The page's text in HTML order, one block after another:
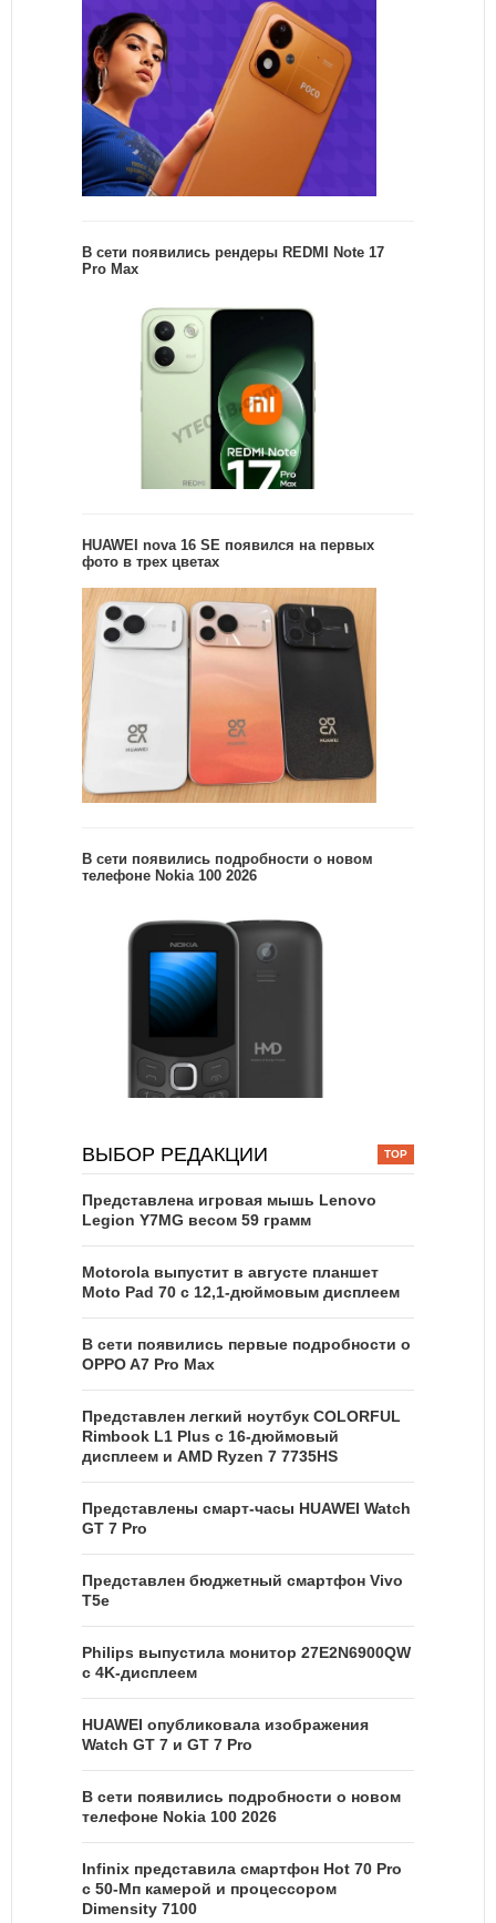
В сети появились рендеры REDMI Note 17
Pro Max
HUAWEI nova 16 SE появился на первых
фото в трех цветах
В сети появились подробности о новом
телефоне Nokia 100 2026
ВЫБОР РЕДАКЦИИ
Представлена игровая мышь Lenovo
Legion Y7MG весом 59 грамм
Motorola выпустит в августе планшет
Moto Pad 70 с 12,1-дюймовым дисплеем
В сети появились первые подробности о
OPPO A7 Pro Max
Представлен легкий ноутбук COLORFUL
Rimbook L1 Plus с 16-дюймовый
дисплеем и AMD Ryzen 7 7735HS
Представлены смарт-часы HUAWEI Watch
GT 7 Pro
Представлен бюджетный смартфон Vivo
T5e
Philips выпустила монитор 27E2N6900QW
с 4K-дисплеем
HUAWEI опубликовала изображения
Watch GT 7 и GT 7 Pro
В сети появились подробности о новом
телефоне Nokia 100 2026
Infinix представила смартфон Hot 70 Pro
с 50-Мп камерой и процессором
Dimensity 7100